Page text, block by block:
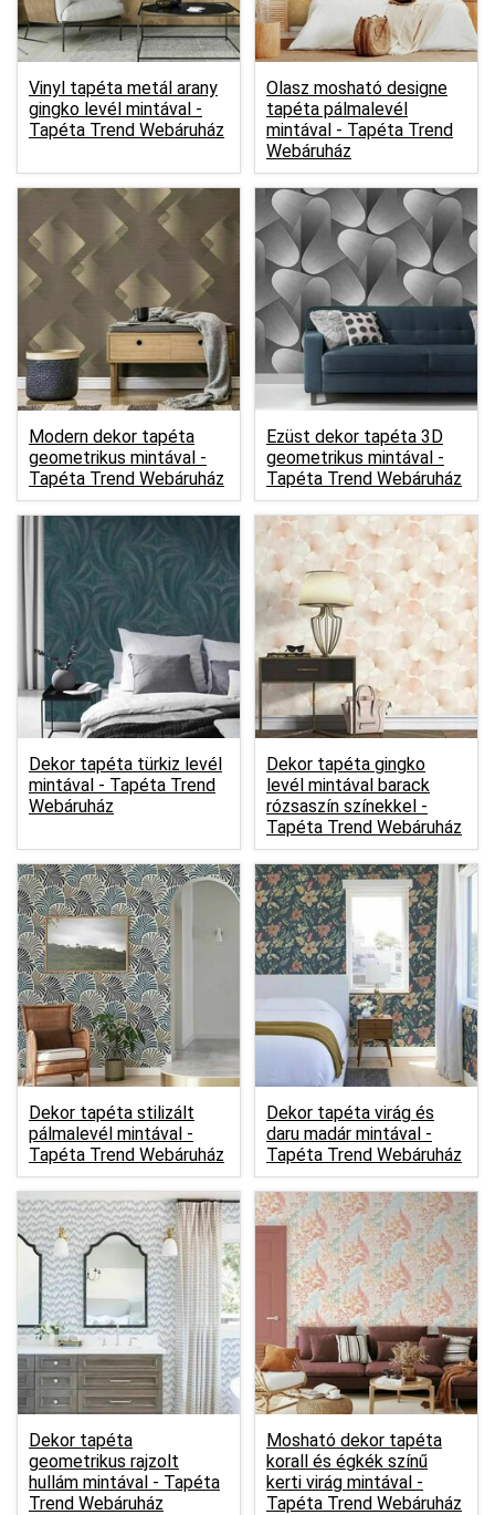
Vinyl tapéta metál arany
gingko levél mintával -
Tapéta Trend Webáruház
Olasz mosható designe
tapéta pálmalevél
mintával - Tapéta Trend
Webáruház
Modern dekor tapéta
geometrikus mintával -
Tapéta Trend Webáruház
Ezüst dekor tapéta 3D
geometrikus mintával -
Tapéta Trend Webáruház
Dekor tapéta türkiz levél
mintával - Tapéta Trend
Webáruház
Dekor tapéta gingko
levél mintával barack
rózsaszín színekkel -
Tapéta Trend Webáruház
Dekor tapéta stilizált
pálmalevél mintával -
Tapéta Trend Webáruház
Dekor tapéta virág és
daru madár mintával -
Tapéta Trend Webáruház
Dekor tapéta
geometrikus rajzolt
hullám mintával - Tapéta
Trend Webáruház
Mosható dekor tapéta
korall és égkék színű
kerti virág mintával -
Tapéta Trend Webáruház